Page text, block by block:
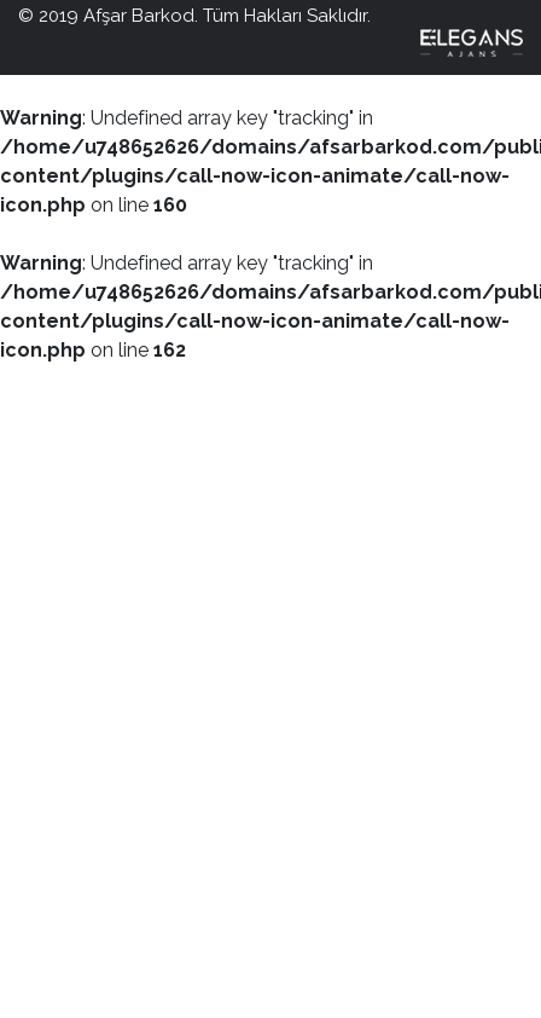
© 2019 Afşar Barkod. Tüm Hakları Saklıdır.
Warning: Undefined array key "tracking" in
/home/u748652626/domains/afsarbarkod.com/
content/plugins/call-now-icon-animate/call-now-
icon.php on line 160
Warning: Undefined array key "tracking" in
/home/u748652626/domains/afsarbarkod.com/
content/plugins/call-now-icon-animate/call-now-
icon.php on line 162